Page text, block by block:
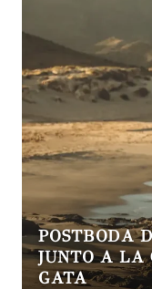
POSTBODA
JUNTO A LA
GATA